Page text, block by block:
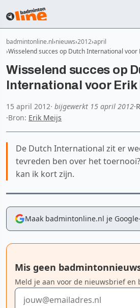
badmintonline.nl nieuws 2012 april
Wisselend succes op Dutch International voor
Wisselend succes op
International voor Erik
15 april 2012· bijgewerkt 15 april 2012·
·Bron: Erik Meijs
De Dutch International zit er
tevreden ben over het
kan ik kort zijn.
Maak badmintonline.nl je
Mis geen
Meld je aan voor de nieuwsbrief en
E-mailadres